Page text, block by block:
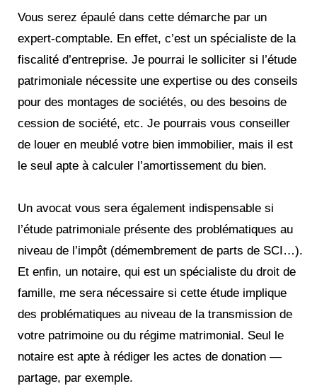
Vous serez épaulé dans cette démarche par un
expert-comptable. En effet, c’est un spécialiste de la
fiscalité d’entreprise. Je pourrai le solliciter si l’étude
patrimoniale nécessite une expertise ou des conseils
pour des montages de sociétés, ou des besoins de
cession de société, etc. Je pourrais vous conseiller
de louer en meublé votre bien immobilier, mais il est
le seul apte à calculer l’amortissement du bien.
Un avocat vous sera également indispensable si
l’étude patrimoniale présente des problématiques au
niveau de l’impôt (démembrement de parts de SCI…).
Et enfin, un notaire, qui est un spécialiste du droit de
famille, me sera nécessaire si cette étude implique
des problématiques au niveau de la transmission de
votre patrimoine ou du régime matrimonial. Seul le
notaire est apte à rédiger les actes de donation —
partage, par exemple.